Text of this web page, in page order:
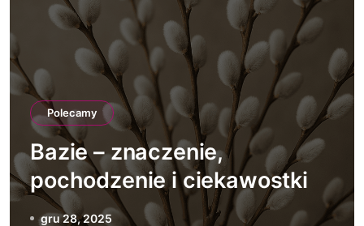
Polecamy
Bazie – znaczenie,
pochodzenie i ciekawostki
gru 28, 2025